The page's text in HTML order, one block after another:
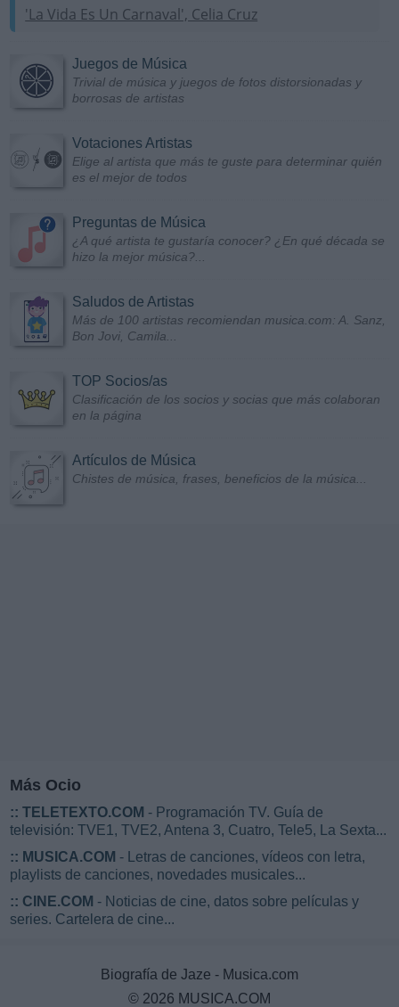
'La Vida Es Un Carnaval', Celia Cruz
Juegos de Música
Trivial de música y juegos de fotos distorsionadas y
borrosas de artistas
Votaciones Artistas
Elige al artista que más te guste para determinar quién
es el mejor de todos
Preguntas de Música
¿A qué artista te gustaría conocer? ¿En qué década se
hizo la mejor música?...
Saludos de Artistas
Más de 100 artistas recomiendan musica.com: A. Sanz,
Bon Jovi, Camila...
TOP Socios/as
Clasificación de los socios y socias que más colaboran
en la página
Artículos de Música
Chistes de música, frases, beneficios de la música...
Más Ocio
:: TELETEXTO.COM - Programación TV. Guía de
televisión: TVE1, TVE2, Antena 3, Cuatro, Tele5, La Sexta...
:: MUSICA.COM - Letras de canciones, vídeos con letra,
playlists de canciones, novedades musicales...
:: CINE.COM - Noticias de cine, datos sobre películas y
series. Cartelera de cine...
Biografía de Jaze - Musica.com
© 2026 MUSICA.COM